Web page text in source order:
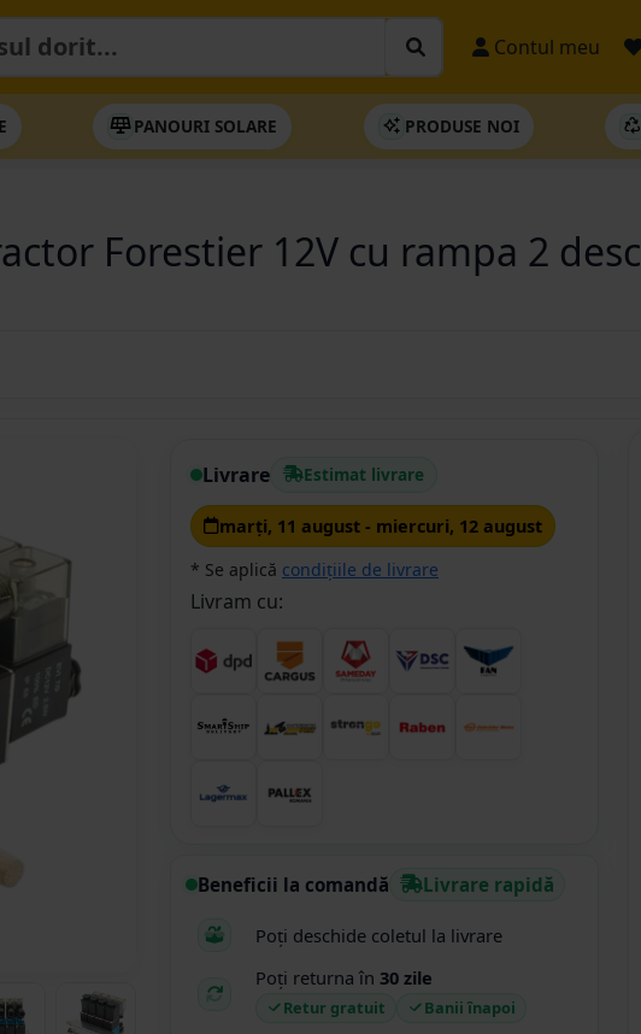
Contul meu
PANOURI SOLARE PRODUSE NOI
Forestier 12V cu rampa 2
Livrare Estimat livrare
marţi, 11 august - miercuri, 12 august
* Se aplică condițiile de livrare
Livram cu:
Beneficii la comandă Livrare rapidă
Poți deschide coletul la livrare
Poți returna în 30 zile
Retur gratuit Banii înapoi